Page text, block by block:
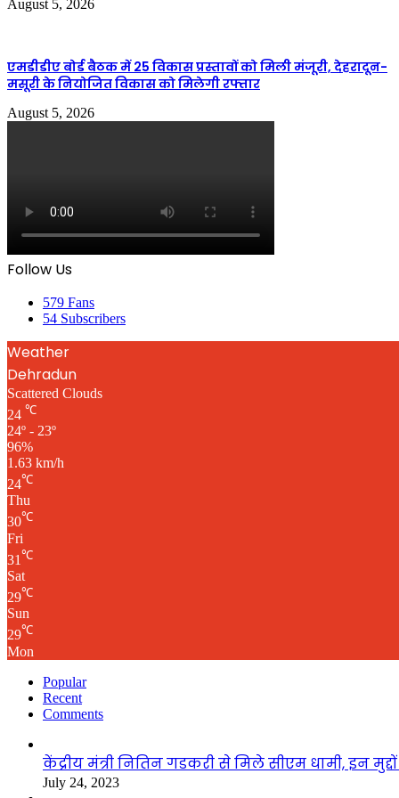
August 5, 2026
एमडीडीए बोर्ड बैठक में 25 विकास प्रस्तावों को मिली मंजूरी, देहरादून-
मसूरी के नियोजित विकास को मिलेगी रफ्तार
August 5, 2026
Follow Us
579 Fans
54 Subscribers
Weather
Dehradun
Scattered Clouds
24 ℃
24º - 23º
96%
1.63 km/h
24℃
Thu
30℃
Fri
31 ℃
Sat
29℃
Sun
29℃
Mon
Popular
Recent
Comments
केंद्रीय मंत्री नितिन गडकरी से मिले सीएम धामी, इन मुद्दों
July 24, 2023